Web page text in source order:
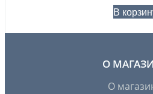
В
О
О